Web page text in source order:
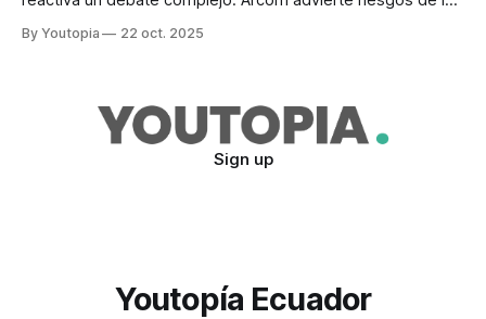
By Youtopia 22 oct. 2025
Sign up
Youtopía Ecuador